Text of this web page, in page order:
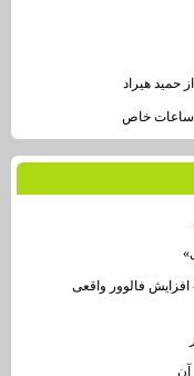
هیراد
خاص
به ۱۲ روش جدید - افزایش فالوور واقعی